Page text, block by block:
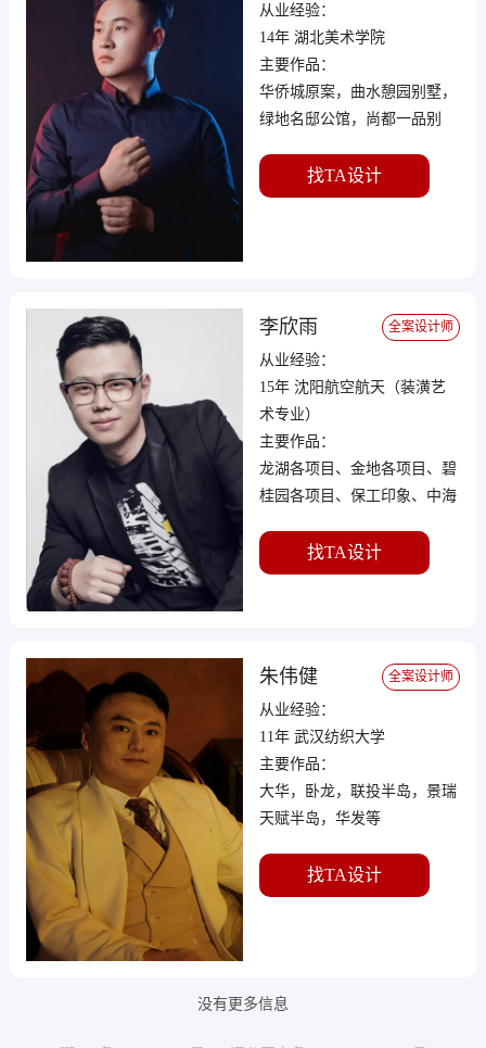
从业经验：
14年 湖北美术学院
主要作品：
华侨城原案，曲水憩园别墅，
绿地名邸公馆，尚都一品别
找TA设计
李欣雨 全案设计师
从业经验：
15年 沈阳航空航天（装潢艺
术专业）
主要作品：
龙湖各项目、金地各项目、碧
桂园各项目、保工印象、中海
找TA设计
朱伟健 全案设计师
从业经验：
11年 武汉纺织大学
主要作品：
大华，卧龙，联投半岛，景瑞
天赋半岛，华发等
找TA设计
没有更多信息